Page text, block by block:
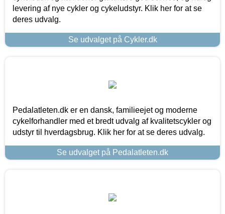
levering af nye cykler og cykeludstyr. Klik her for at se
deres udvalg.
Se udvalget på Cykler.dk
Pedalatleten.dk er en dansk, familieejet og moderne
cykelforhandler med et bredt udvalg af kvalitetscykler og
udstyr til hverdagsbrug. Klik her for at se deres udvalg.
Se udvalget på Pedalatleten.dk